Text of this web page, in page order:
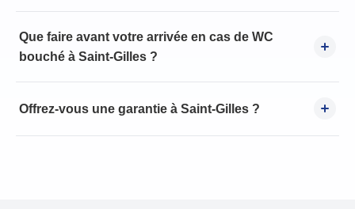
Que faire avant votre arrivée en cas de WC
bouché à Saint-Gilles ?
Offrez-vous une garantie à Saint-Gilles ?